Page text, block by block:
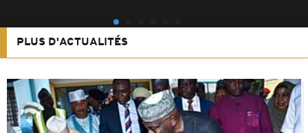
PLUS D'ACTUALITÉS